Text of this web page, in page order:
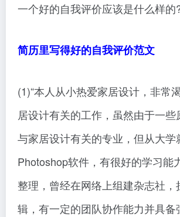
一个好的自我评价应该是什么样的
简历里写得好的自我评价范文
(1)“本人从小热爱家居设计，非常
居设计有关的工作，虽然由于一些
与家居设计有关的专业，但从大学
Photoshop软件，有很好的学习能
整理，曾经在网络上组建杂志社，
辑，有一定的团队协作能力并具备